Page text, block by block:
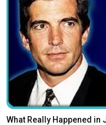
What Really Happened in